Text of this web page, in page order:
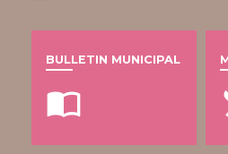
BULLETIN MUNICIPAL
import_contacts